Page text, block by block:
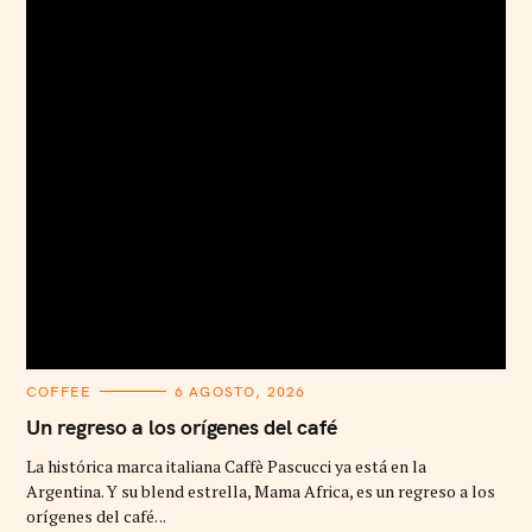
C
T
E
O
R
I
E
COFFEE 6 AGOSTO, 2026
Un regreso a los orígenes del café
La histórica marca italiana Caffè Pascucci ya está en la
Argentina. Y su blend estrella, Mama Africa, es un regreso a los
orígenes del café. ..